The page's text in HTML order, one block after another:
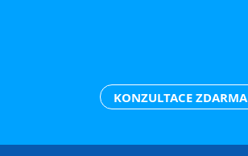
KONZULTACE ZDARMA